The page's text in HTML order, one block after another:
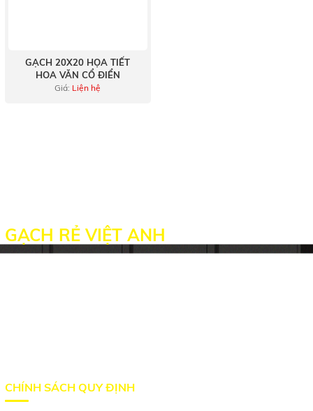
GẠCH 20X20 HỌA TIẾT
HOA VĂN CỔ ĐIỂN
Giá: Liện hệ
GẠCH RẺ VIỆT ANH
CHÍNH SÁCH QUY ĐỊNH